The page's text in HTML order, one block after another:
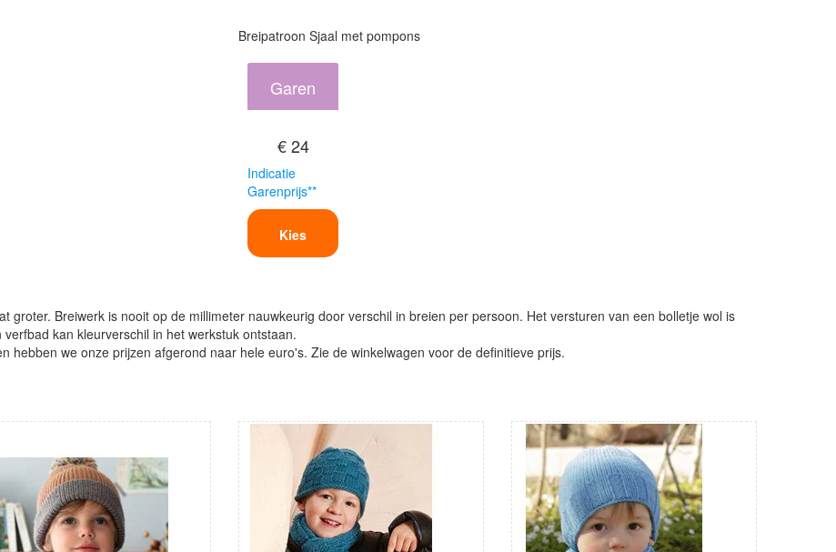
Breipatroon Sjaal met pompons
Garen
€ 24
Indicatie
Garenprijs**
Kies
groter. Breiwerk is nooit op de millimeter nauwkeurig door verschil in breien per persoon. Het versturen van een bolletje wol is
kan kleurverschil in het werkstuk ontstaan.
hebben we onze prijzen afgerond naar hele euro's. Zie de winkelwagen voor de definitieve prijs.